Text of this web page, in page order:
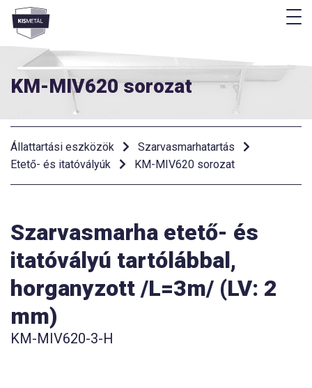
Menü
KM-MIV620 sorozat
Állattartási eszközök
Szarvasmarhatartás
Etető- és itatóvályúk
KM-MIV620 sorozat
Szarvasmarha etető- és
itatóvályú tartólábbal,
horganyzott /L=3m/ (LV: 2
mm)
KM-MIV620-3-H